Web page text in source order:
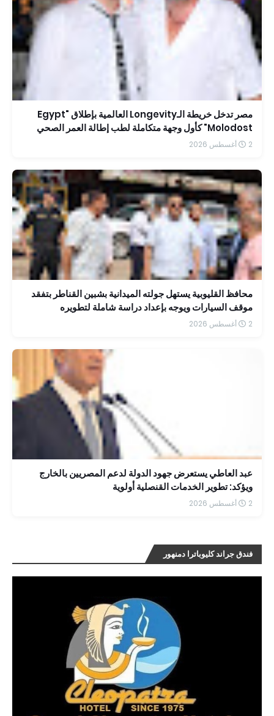
مصر تدخل خريطة الـLongevity العالمية بإطلاق "Egypt
Molodost" كأول وجهة متكاملة لطب إطالة العمر الصحي
2 أغسطس 2026
محافظ القليوبية يستهل جولته الميدانية بشبين القناطر بتفقد
موقف السيارات ويوجه بإعداد دراسة شاملة لتطويره
2 أغسطس 2026
عبد العاطي يستعرض جهود الدولة لدعم المصريين بالخارج
ويؤكد: تطوير الخدمات القنصلية أولوية
2 أغسطس 2026
فندق جراند كليوباترا دمنهور